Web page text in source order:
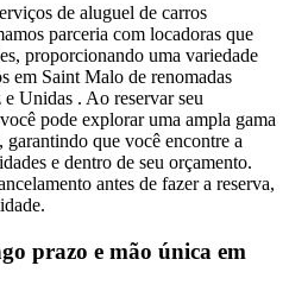
de aluguel de carros
parceria com locadoras que
proporcionando uma variedade
em Saint Malo de renomadas
Unidas . Ao reservar seu
pode explorar uma ampla gama
que você encontre a
e dentro de seu orçamento.
antes de fazer a reserva,
prazo e mão única em